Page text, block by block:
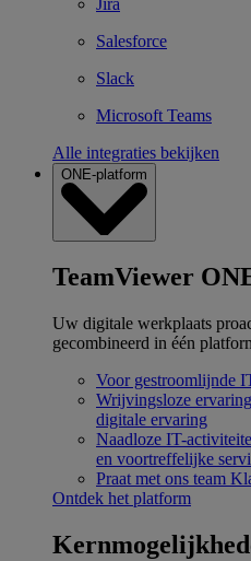
Jira
Salesforce
Slack
Microsoft Teams
Alle integraties bekijken
ONE-platform
TeamViewer
Uw digitale werkplaats
gecombineerd in één
Voor gestroomlijnde
Wrijvingsloze ervaring
digitale ervaring
Naadloze IT-
en voortreffelijke
Praat met ons team
Ontdek het platform